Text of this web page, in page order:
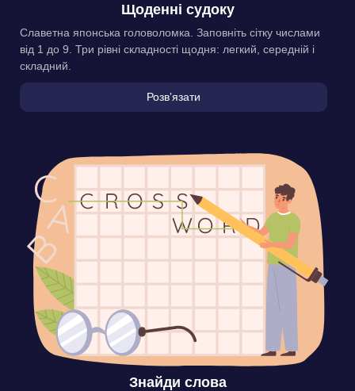
Щоденні судоку
Славетна японська головоломка. Заповніть сітку числами
від 1 до 9. Три рівні складності щодня: легкий, середній і
складний.
Розвʼязати
Знайди слова